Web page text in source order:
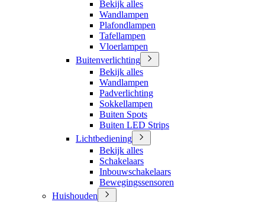
Bekijk alles
Wandlampen
Plafondlampen
Tafellampen
Vloerlampen
Buitenverlichting
Bekijk alles
Wandlampen
Padverlichting
Sokkellampen
Buiten Spots
Buiten LED Strips
Lichtbediening
Bekijk alles
Schakelaars
Inbouwschakelaars
Bewegingssensoren
Huishouden